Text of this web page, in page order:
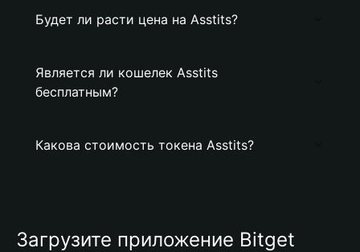
Будет ли расти цена на Asstits?
Является ли кошелек Asstits
бесплатным?
Какова стоимость токена Asstits?
Загрузите приложение Bitget